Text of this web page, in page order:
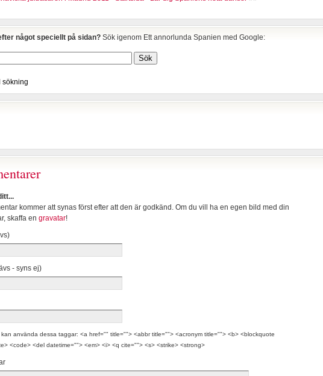
något speciellt på sidan? Sök igenom Ett annorlunda Spanien med Google:
sökning
kommer att synas först efter att den är godkänd. Om du vill ha en egen bild med din
skaffa en gravatar!
- syns ej)
kan använda dessa taggar: <a href="" title=""> <abbr title=""> <acronym title=""> <b> <blockquote
<code> <del datetime=""> <em> <i> <q cite=""> <s> <strike> <strong>